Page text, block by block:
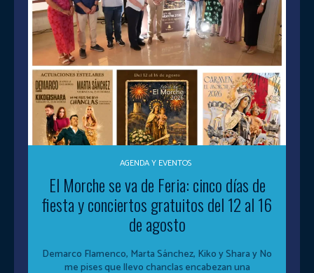
AGENDA Y EVENTOS
El Morche se va de Feria: cinco días de
fiesta y conciertos gratuitos del 12 al 16
de agosto
Demarco Flamenco, Marta Sánchez, Kiko y Shara y No
me pises que llevo chanclas encabezan una